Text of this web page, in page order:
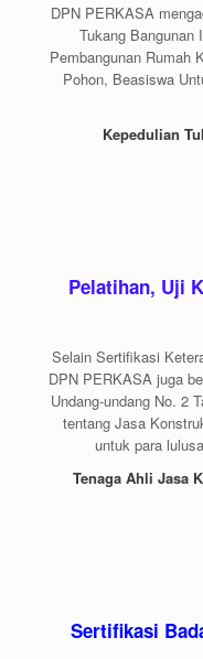
DPN PERKASA
Tukang Bangunan
Pembangunan Rumah
Pohon, Beasiswa
Kepedulian
Pelatihan, Uji
Selain Sertifikasi
DPN PERKASA juga
Undang-undang No. 2
tentang Jasa
untuk para
Tenaga Ahli Jasa
Sertifikasi